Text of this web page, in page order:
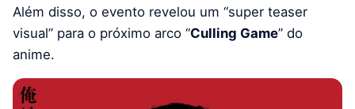
Além disso, o evento revelou um “super teaser
visual” para o próximo arco “Culling Game” do
anime.